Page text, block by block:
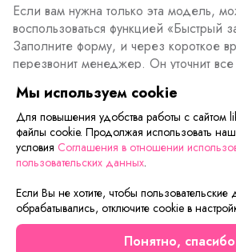
Если вам нужна только эта модель,
воспользоваться функцией «Быстрый
Заполните форму, и через короткое
перезвонит менеджер. Он уточнит все
ответит на вопросы, а также подскажет
оплаты и доставки.
Описание товараХарактеристики товара
Сейчас на сайте
Мы используем cookie
Для повышения удобства работы с сайтом
файлы cookie. Продолжая использовать
условия Соглашения в отношении
пользовательских данных.
Если Вы не хотите, чтобы
обрабатывались, отключите cookie в
Понятно, спасибо